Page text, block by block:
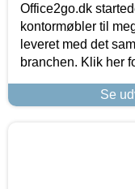
Office2go.dk
kontormøbler til
leveret med det
branchen. Klik her
Se